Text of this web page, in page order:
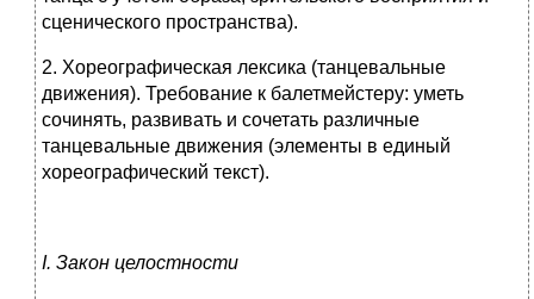
сценического пространства).
2. Хореографическая лексика (танцевальные
движения). Требование к балетмейстеру: уметь
сочинять, развивать и сочетать различные
танцевальные движения (элементы в единый
хореографический текст).
I. Закон целостности